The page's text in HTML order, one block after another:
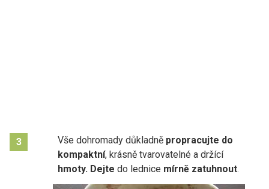
3 Vše dohromady důkladně propracujte do
kompaktní, krásně tvarovatelné a držící
hmoty. Dejte do lednice mírně zatuhnout.